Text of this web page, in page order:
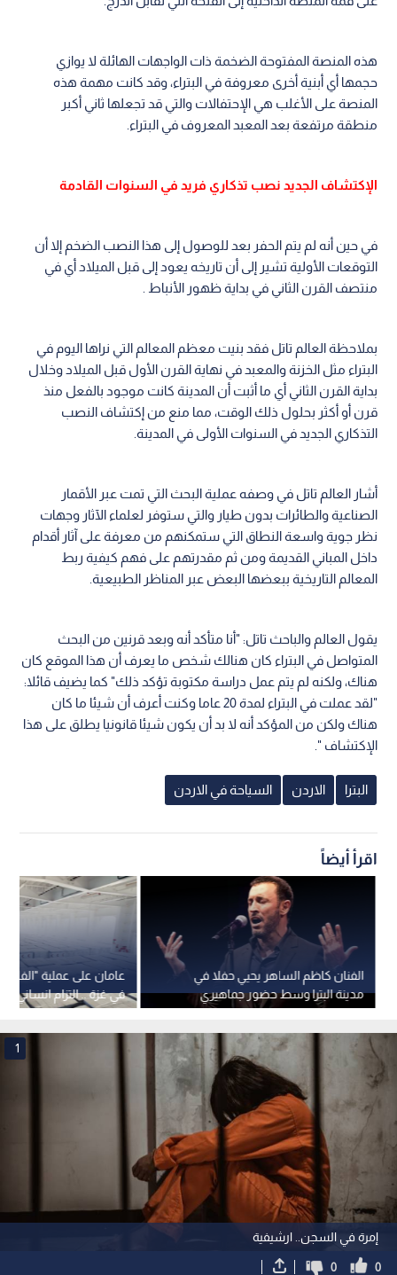
هذه المنصة المفتوحة الضخمة ذات الواجهات الهائلة لا يوازي
حجمها أي أبنية أخرى معروفة في البتراء، وقد كانت مهمة هذه
المنصة على الأغلب هي الإحتفالات والتي قد تجعلها ثاني أكبر
منطقة مرتفعة بعد المعبد المعروف في البتراء.
الإكتشاف الجديد نصب تذكاري فريد في السنوات القادمة
في حين أنه لم يتم الحفر بعد للوصول إلى هذا النصب الضخم إلا أن
التوقعات الأولية تشير إلى أن تاريخه يعود إلى قبل الميلاد أي في
منتصف القرن الثاني في بداية ظهور الأنباط .
بملاحظة العالم تاتل فقد بنيت معظم المعالم التي نراها اليوم في
البتراء مثل الخزنة والمعبد في نهاية القرن الأول قبل الميلاد وخلال
بداية القرن الثاني أي ما أثبت أن المدينة كانت موجود بالفعل منذ
قرن أو أكثر بحلول ذلك الوقت، مما منع من إكتشاف النصب
التذكاري الجديد في السنوات الأولى في المدينة.
أشار العالم تاتل في وصفه عملية البحث التي تمت عبر الأقمار
الصناعية والطائرات بدون طيار والتي ستوفر لعلماء الآثار وجهات
نظر جوية واسعة النطاق التي ستمكنهم من معرفة على آثار أقدام
داخل المباني القديمة ومن ثم مقدرتهم على فهم كيفية ربط
المعالم التاريخية ببعضها البعض عبر المناظر الطبيعية.
يقول العالم والباحث تاتل: "أنا متأكد أنه وبعد قرنين من البحث
المتواصل في البتراء كان هنالك شخص ما يعرف أن هذا الموقع كان
هناك، ولكنه لم يتم عمل دراسة مكتوبة تؤكد ذلك" كما يضيف قائلا:
"لقد عملت في البتراء لمدة 20 عاما وكنت أعرف أن شيئا ما كان
هناك ولكن من المؤكد أنه لا بد أن يكون شيئا قانونيا يطلق على هذا
الإكتشاف ".
البترا الاردن السياحة في الاردن
اقرأ أيضاً
في غزة .. التزام انساني
الفنان كاظم الساهر يحيي حفلا في
مدينة البترا وسط حضور جماهيري
كبير.. فيديو
إمرة في السجن.. ارشيفية
1
0
0